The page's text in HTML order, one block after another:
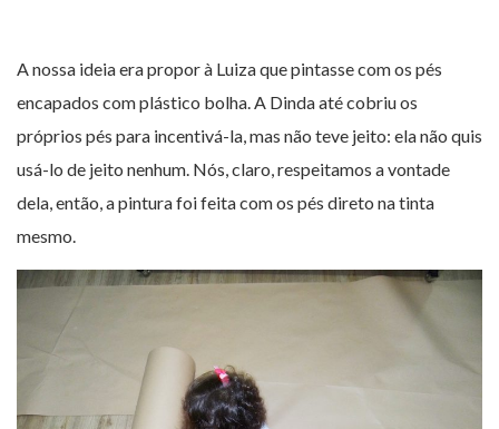
A nossa ideia era propor à Luiza que pintasse com os pés
encapados com plástico bolha. A Dinda até cobriu os
próprios pés para incentivá-la, mas não teve jeito: ela não quis
usá-lo de jeito nenhum. Nós, claro, respeitamos a vontade
dela, então, a pintura foi feita com os pés direto na tinta
mesmo.